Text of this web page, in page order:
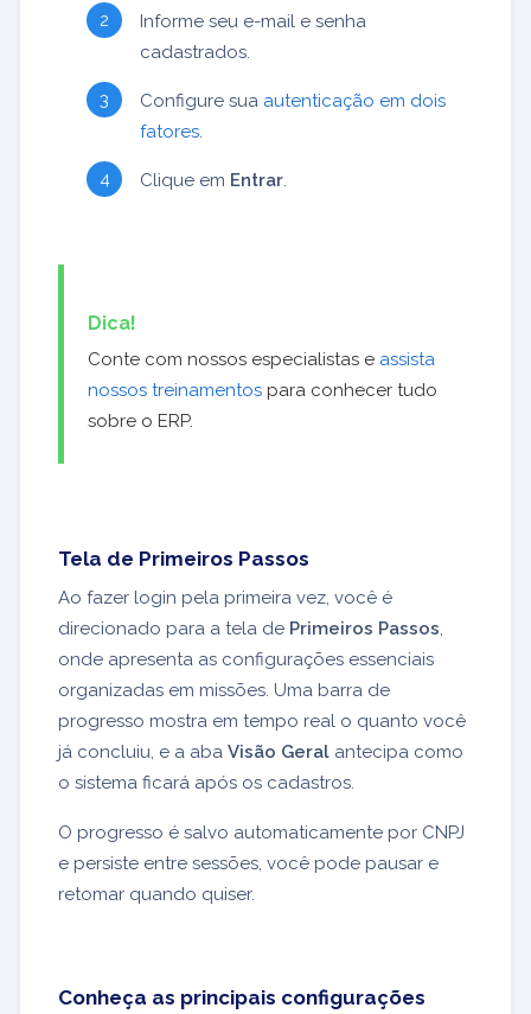
Informe seu e-mail e senha
cadastrados.
Configure sua autenticação em dois
fatores
Clique em Entrar
Dica!
Conte com nossos especialistas e assista
nossos treinamentos para conhecer tudo
sobre o ERP.
Tela de Primeiros Passos
Ao fazer login pela primeira vez, você é
direcionado para a tela de Primeiros Passos,
onde apresenta as configurações essenciais
organizadas em missões. Uma barra de
progresso mostra em tempo real o quanto você
já concluiu, e a aba Visão Geral antecipa como
o sistema ficará após os cadastros.
O progresso é salvo automaticamente por CNPJ
e persiste entre sessões, você pode pausar e
retomar quando quiser.
Conheça as principais configurações